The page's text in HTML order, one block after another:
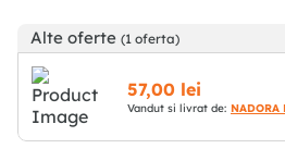
Alte oferte (1 oferta)
57,00 lei
Vandut si livrat de: NADORA